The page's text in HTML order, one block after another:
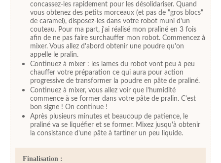
concassez-les rapidement pour les désolidariser. Quand
vous obtenez des petits morceaux (et pas de "gros blocs"
de caramel), disposez-les dans votre robot muni d'un
couteau. Pour ma part, j'ai réalisé mon praliné en 3 fois
afin de ne pas faire surchauffer mon robot. Commencez à
mixer. Vous allez d'abord obtenir une poudre qu'on
appelle le pralin.
Continuez à mixer : les lames du robot vont peu à peu
chauffer votre préparation ce qui aura pour action
progressive de transformer la poudre en pâte de praliné.
Continuez à mixer, vous allez voir que l'humidité
commence à se former dans votre pâte de pralin. C'est
bon signe ! On continue !
Après plusieurs minutes et beaucoup de patience, le
praliné va se liquéfier et se former. Mixez jusqu'à obtenir
la consistance d'une pâte à tartiner un peu liquide.
Finalisation :